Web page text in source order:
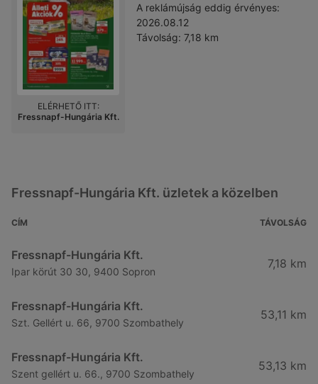
A reklámújság eddig érvényes:
2026.08.12
Távolság: 7,18 km
ELÉRHETŐ ITT:
Fressnapf-Hungária Kft.
Fressnapf-Hungária Kft. üzletek a közelben
CÍM TÁVOLSÁG
Fressnapf-Hungária Kft.
Ipar körút 30 30, 9400 Sopron
7,18 km
Fressnapf-Hungária Kft.
Szt. Gellért u. 66, 9700 Szombathely
53,11 km
Fressnapf-Hungária Kft.
Szent gellért u. 66., 9700 Szombathely
53,13 km